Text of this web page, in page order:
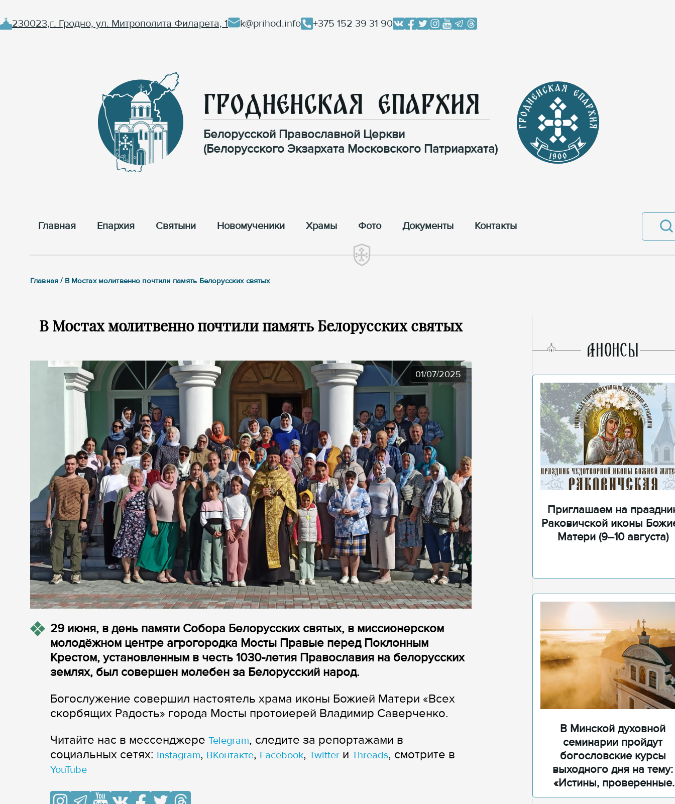
230023,г. Гродно, ул. Митрополита Филарета, 1 k@prihod.info +375 152 39 31 90
Гродненская Епархия
Белорусской Православной Церкви
(Белорусского Экзархата Московского Патриархата)
Главная Епархия Cвятыни Новомученики Храмы Фото Документы Контакты
Главная / В Мостах молитвенно почтили память Белорусских святых
В Мостах молитвенно почтили память Белорусских святых
01/07/2025
29 июня, в день памяти Собора Белорусских святых, в миссионерском
молодёжном центре агрогородка Мосты Правые перед Поклонным
Крестом, установленным в честь 1030-летия Православия на белорусских
землях, был совершен молебен за Белорусский народ.
Богослужение совершил настоятель храма иконы Божией Матери «Всех
скорбящих Радость» города Мосты протоиерей Владимир Саверченко.
Читайте нас в мессенджере Telegram, следите за репортажами в
cоциальных сетях: Instagram, ВКонтакте, Facebook, Twitter и Threads, смотрите в
YouTube
AНОНСЫ
Приглашаем на
Раковичской иконы
Матери (9–10 августа)
В Минской духовной
семинарии пройдут
богословские курсы
выходного дня на тему:
«Истины, проверенные
временем»